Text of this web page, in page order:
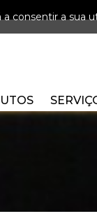
consentir a sua